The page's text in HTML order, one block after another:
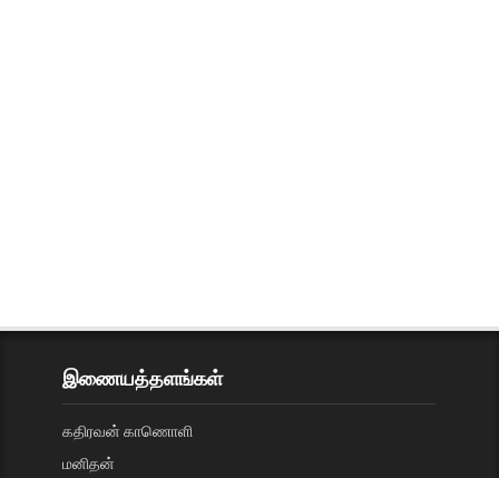
இணையத்தளங்கள்
கதிரவன் காணொளி
மனிதன்